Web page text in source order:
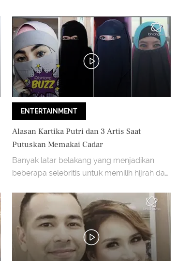
ENTERTAINMENT
Alasan Kartika Putri dan 3 Artis Saat
Putuskan Memakai Cadar
Banyak latar belakang yang menjadikan
beberapa selebritis untuk memilih hijrah dan